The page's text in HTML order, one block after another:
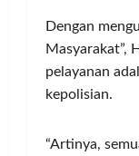
Dengan
Masyarakat”,
pelayanan
kepolisian.
“Artinya,